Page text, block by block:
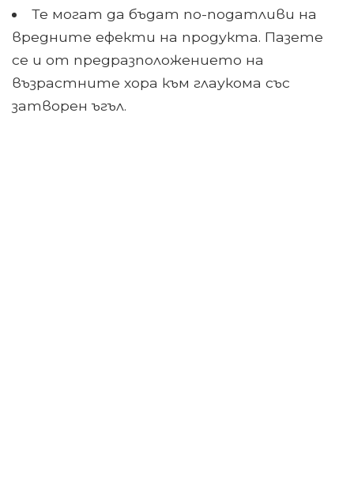
Те могат да бъдат по-податливи на
вредните ефекти на продукта. Пазете
се и от предразположението на
възрастните хора към глаукома със
затворен ъгъл.